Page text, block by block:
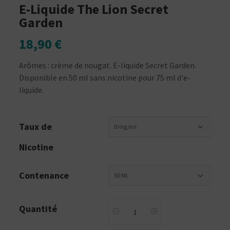
E-Liquide The Lion Secret
Garden
18,90 €
Arômes : crème de nougat. E-liquide Secret Garden.
Disponible en 50 ml sans nicotine pour 75 ml d'e-
liquide.
Taux de
Nicotine
0 mg/ml
Contenance 50 ML
Quantité